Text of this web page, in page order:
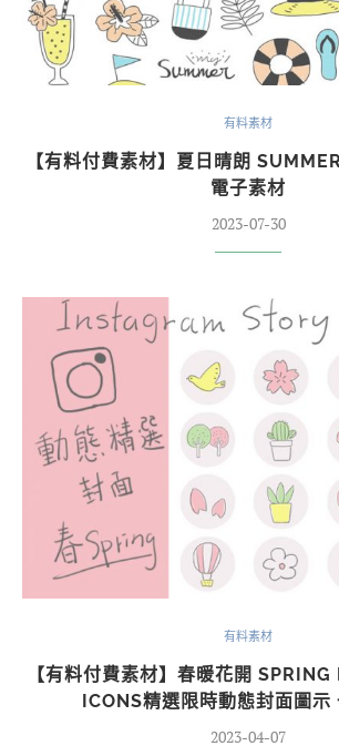
有料素材
【有料付費素材】夏日晴朗
電子素材
2023-07-30
有料素材
【有料付費素材】春暖花開
ICONS精選限時動態封面圖示
2023-04-07